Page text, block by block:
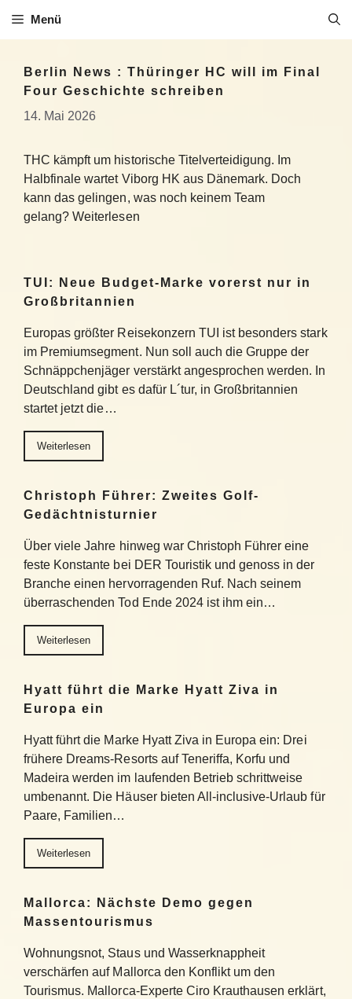
Inhalt
Menü
Berlin News : Thüringer HC will im Final
Four Geschichte schreiben
14. Mai 2026
THC kämpft um historische Titelverteidigung. Im
Halbfinale wartet Viborg HK aus Dänemark. Doch
kann das gelingen, was noch keinem Team
gelang? Weiterlesen
TUI: Neue Budget-Marke vorerst nur in
Großbritannien
Europas größter Reisekonzern TUI ist besonders stark
im Premiumsegment. Nun soll auch die Gruppe der
Schnäppchenjäger verstärkt angesprochen werden. In
Deutschland gibt es dafür L´tur, in Großbritannien
startet jetzt die…
Weiterlesen
Christoph Führer: Zweites Golf-
Gedächtnisturnier
Über viele Jahre hinweg war Christoph Führer eine
feste Konstante bei DER Touristik und genoss in der
Branche einen hervorragenden Ruf. Nach seinem
überraschenden Tod Ende 2024 ist ihm ein…
Weiterlesen
Hyatt führt die Marke Hyatt Ziva in
Europa ein
Hyatt führt die Marke Hyatt Ziva in Europa ein: Drei
frühere Dreams-Resorts auf Teneriffa, Korfu und
Madeira werden im laufenden Betrieb schrittweise
umbenannt. Die Häuser bieten All-inclusive-Urlaub für
Paare, Familien…
Weiterlesen
Mallorca: Nächste Demo gegen
Massentourismus
Wohnungsnot, Staus und Wasserknappheit
verschärfen auf Mallorca den Konflikt um den
Tourismus. Mallorca-Experte Ciro Krauthausen erklärt,